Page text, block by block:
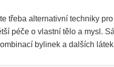
třeba alternativní techniky
péče o vlastní tělo a mysl.
bylinek a dalších